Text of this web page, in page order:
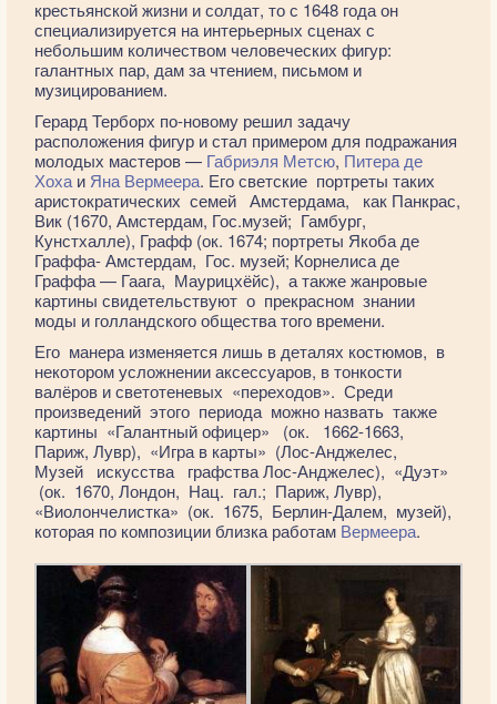
крестьянской жизни и солдат, то с 1648 года он
специализируется на интерьерных сценах с
небольшим количеством человеческих фигур:
галантных пар, дам за чтением, письмом и
музицированием.
Герард Терборх по-новому решил задачу
расположения фигур и стал примером для подражания
молодых мастеров — Габриэля Метсю, Питера де
Хоха и Яна Вермеера. Его светские портреты таких
аристократических семей Амстердама, как Панкрас,
Вик (1670, Амстердам, Гос.музей; Гамбург,
Кунстхалле), Графф (ок. 1674; портреты Якоба де
Граффа- Амстердам, Гос. музей; Корнелиса де
Граффа — Гаага, Маурицхёйс), а также жанровые
картины свидетельствуют о прекрасном знании
моды и голландского общества того времени.
Его манера изменяется лишь в деталях костюмов, в
некотором усложнении аксессуаров, в тонкости
валёров и светотеневых «переходов». Среди
произведений этого периода можно назвать также
картины «Галантный офицер» (ок. 1662-1663,
Париж, Лувр), «Игра в карты» (Лос-Анджелес,
Музей искусства графства Лос-Анджелес), «Дуэт»
(ок. 1670, Лондон, Нац. гал.; Париж, Лувр),
«Виолончелистка» (ок. 1675, Берлин-Далем, музей),
которая по композиции близка работам Вермеера.